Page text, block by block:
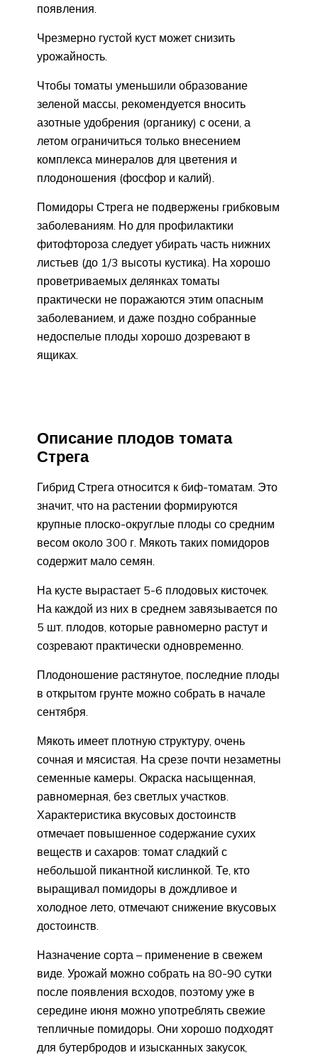
появления.
Чрезмерно густой куст может снизить
урожайность.
Чтобы томаты уменьшили образование
зеленой массы, рекомендуется вносить
азотные удобрения (органику) с осени, а
летом ограничиться только внесением
комплекса минералов для цветения и
плодоношения (фосфор и калий).
Помидоры Стрега не подвержены грибковым
заболеваниям. Но для профилактики
фитофтороза следует убирать часть нижних
листьев (до 1/3 высоты кустика). На хорошо
проветриваемых делянках томаты
практически не поражаются этим опасным
заболеванием, и даже поздно собранные
недоспелые плоды хорошо дозревают в
ящиках.
Описание плодов томата
Стрега
Гибрид Стрега относится к биф-томатам. Это
значит, что на растении формируются
крупные плоско-округлые плоды со средним
весом около 300 г. Мякоть таких помидоров
содержит мало семян.
На кусте вырастает 5-6 плодовых кисточек.
На каждой из них в среднем завязывается по
5 шт. плодов, которые равномерно растут и
созревают практически одновременно.
Плодоношение растянутое, последние плоды
в открытом грунте можно собрать в начале
сентября.
Мякоть имеет плотную структуру, очень
сочная и мясистая. На срезе почти незаметны
семенные камеры. Окраска насыщенная,
равномерная, без светлых участков.
Характеристика вкусовых достоинств
отмечает повышенное содержание сухих
веществ и сахаров: томат сладкий с
небольшой пикантной кислинкой. Те, кто
выращивал помидоры в дождливое и
холодное лето, отмечают снижение вкусовых
достоинств.
Назначение сорта – применение в свежем
виде. Урожай можно собрать на 80-90 сутки
после появления всходов, поэтому уже в
середине июня можно употреблять свежие
тепличные помидоры. Они хорошо подходят
для бутербродов и изысканных закусок,